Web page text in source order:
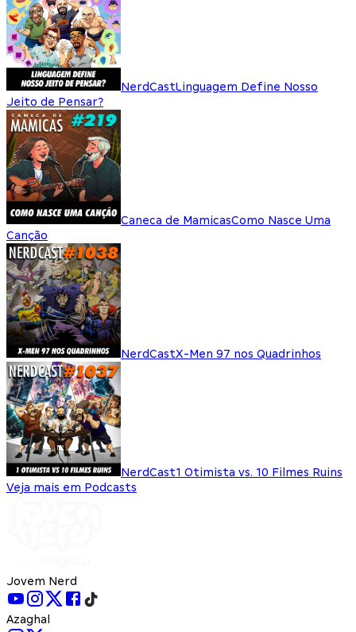
NerdCastLinguagem Define Nosso
Jeito de Pensar?
Caneca de MamicasComo Nasce Uma
Canção
NerdCastX-Men 97 nos Quadrinhos
NerdCast1 Otimista vs. 10 Filmes Ruins
Veja mais em Podcasts
Jovem Nerd
Azaghal